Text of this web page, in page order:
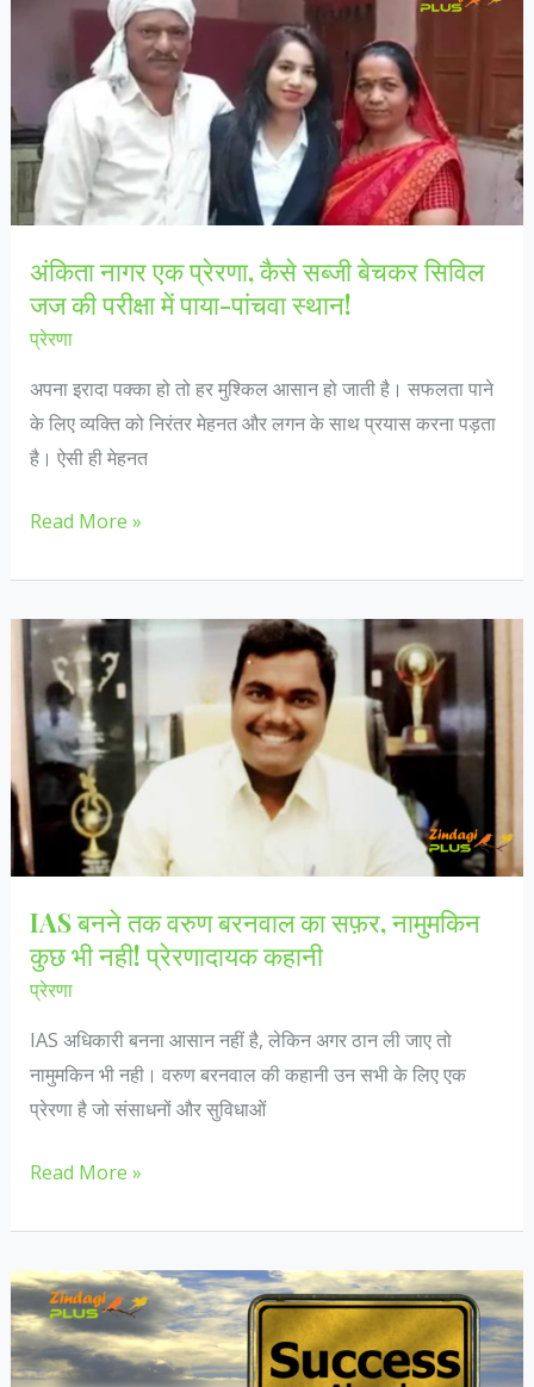
इंडस्ट्री
में
शोक,
गीतों
हमेशा
रहेंगे
यादों
में
शामिल!
अंकिता नागर एक प्रेरणा, कैसे सब्जी बेचकर सिविल
जज की परीक्षा में पाया-पांचवा स्थान!
प्रेरणा
अपना इरादा पक्का हो तो हर मुश्किल आसान हो जाती है। सफलता पाने
के लिए व्यक्ति को निरंतर मेहनत और लगन के साथ प्रयास करना पड़ता
है। ऐसी ही मेहनत
अंकिता
एक
प्रेरणा,
कैसे
सब्जी
बेचकर
सिविल
जज
की
परीक्षा
पाया-
पांचवा
स्थान!
Read More »
IAS बनने तक वरुण बरनवाल का सफ़र, नामुमकिन
कुछ भी नही! प्रेरणादायक कहानी
प्रेरणा
IAS अधिकारी बनना आसान नहीं है, लेकिन अगर ठान ली जाए तो
नामुमकिन भी नही। वरुण बरनवाल की कहानी उन सभी के लिए एक
प्रेरणा है जो संसाधनों और सुविधाओं
IAS
तक
वरुण
बरनवाल
का
सफ़र,
Read More »